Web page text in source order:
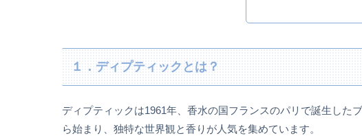
１．ディプティックとは？
ディプティックは1961年、香水の国フランスのパリで誕生した
ら始まり、独特な世界観と香りが人気を集めています。